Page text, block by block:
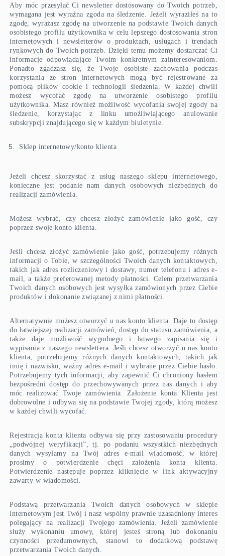
Aby móc przesyłać Ci newsletter dostosowany do Twoich potrzeb,
wymagana jest wyraźna zgoda na śledzenie. Jeżeli wyraziłeś na to
zgodę, wyrażasz zgodę na utworzenie na podstawie Twoich danych
osobistego profilu użytkownika w celu lepszego dostosowania stron
internetowych i newsletterów o produktach, usługach i trendach
rynkowych do Twoich potrzeb. Dzięki temu możemy dostarczać Ci
informacje odpowiadające Twoim konkretnym zainteresowaniom.
Ponadto zgadzasz się, że Twoje osobiste zachowania podczas
korzystania ze stron internetowych mogą być rejestrowane za
pomocą plików cookie i technologii śledzenia. W każdej chwili
możesz wycofać zgodę na utworzenie osobistego profilu
użytkownika. Masz również możliwość wycofania swojej zgody na
śledzenie, korzystając z linku umożliwiającego anulowanie
subskrypcji znajdującego się w każdym biuletynie.
Sklep internetowy/konto klienta
Jeżeli chcesz skorzystać z usług naszego sklepu internetowego,
konieczne jest podanie nam danych osobowych niezbędnych do
realizacji zamówienia.
Możesz wybrać, czy chcesz złożyć zamówienie jako gość, czy
poprzez swoje konto klienta.
Jeśli chcesz złożyć zamówienie jako gość, potrzebujemy różnych
informacji o Tobie, w szczególności Twoich danych kontaktowych,
takich jak adres rozliczeniowy i dostawy, numer telefonu i adres e-
mail, a także preferowanej metody płatności. Celem przetwarzania
Twoich danych osobowych jest wysyłka zamówionych przez Ciebie
produktów i dokonanie związanej z nimi płatności.
Alternatywnie możesz otworzyć u nas konto klienta. Daje to dostęp
do łatwiejszej realizacji zamówień, dostęp do statusu zamówienia, a
także daje możliwość wygodnego i łatwego zapisania się i
wypisania z naszego newslettera. Jeśli chcesz otworzyć u nas konto
klienta, potrzebujemy różnych danych kontaktowych, takich jak
imię i nazwisko, ważny adres e-mail i wybrane przez Ciebie hasło.
Potrzebujemy tych informacji, aby zapewnić Ci chroniony hasłem
bezpośredni dostęp do przechowywanych przez nas danych i aby
móc realizować Twoje zamówienia. Założenie konta Klienta jest
dobrowolne i odbywa się na podstawie Twojej zgody, którą możesz
w każdej chwili wycofać.
Rejestracja konta klienta odbywa się przy zastosowaniu procedury
„podwójnej weryfikacji”, tj. po podaniu wszystkich niezbędnych
danych wysyłamy na Twój adres e-mail wiadomość, w której
prosimy o potwierdzenie chęci założenia konta klienta.
Potwierdzenie następuje poprzez kliknięcie w link aktywacyjny
zawarty w wiadomości.
Podstawą przetwarzania Twoich danych osobowych w sklepie
internetowym jest Twój i nasz wspólny prawnie uzasadniony interes
polegający na realizacji Twojego zamówienia. Jeżeli zamówienie
służy wykonaniu umowy, której jesteś stroną lub dokonaniu
czynności przedumownych, stanowi to dodatkową podstawę
przetwarzania Twoich danych.